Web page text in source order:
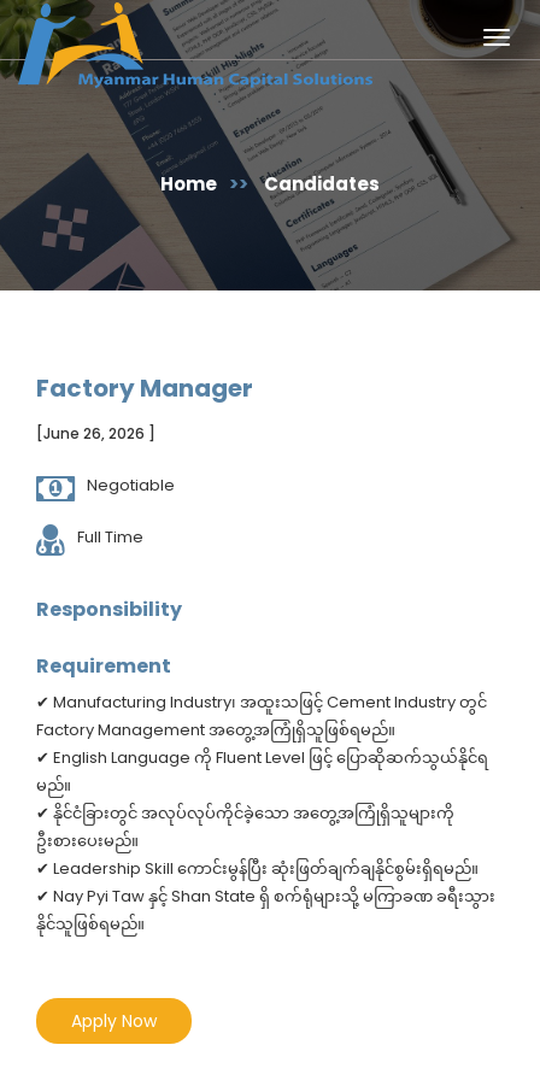
Home >> Candidates
Factory Manager
[June 26, 2026 ]
Negotiable
Full Time
Responsibility
Requirement
✔ Manufacturing Industry၊ အထူးသဖြင့် Cement Industry တွင်
Factory Management အတွေ့အကြုံရှိသူဖြစ်ရမည်။
✔ English Language ကို Fluent Level ဖြင့် ပြောဆိုဆက်သွယ်နိုင်ရ
မည်။
✔ နိုင်ငံခြားတွင် အလုပ်လုပ်ကိုင်ခဲ့သော အတွေ့အကြုံရှိသူများကို
ဦးစားပေးမည်။
✔ Leadership Skill ကောင်းမွန်ပြီး ဆုံးဖြတ်ချက်ချနိုင်စွမ်းရှိရမည်။
✔ Nay Pyi Taw နှင့် Shan State ရှိ စက်ရုံများသို့ မကြာခဏ ခရီးသွား
နိုင်သူဖြစ်ရမည်။
Apply Now